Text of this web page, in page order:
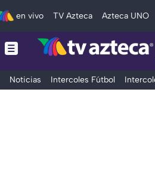
en vivo TV Azteca Azteca UNO
Noticias Intercoles Fútbol